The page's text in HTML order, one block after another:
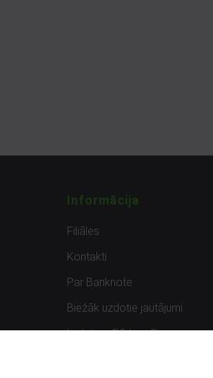
Informācija
Filiāles
Kontakti
Par Banknote
Biežāk uzdotie jautājumi
Lietots – Pārbaudīts